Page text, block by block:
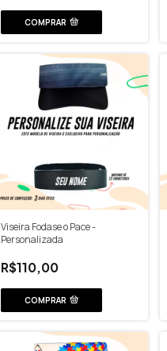
COMPRAR
Viseira Fodase o Pace -
Personalizada
R$110,00
COMPRAR